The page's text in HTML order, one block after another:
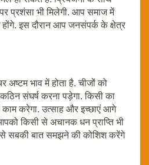
प्रशंसा भी मिलेगी. आप समाज में
होंगे. इस दौरान आप जनसंपर्क के क्षेत्र
अष्टम भाव में होता है. चीजों को
संघर्ष करना पड़ेगा. किसी का
करेगा. उत्साह और इच्छाएं आगे
किसी से अचानक धन प्राप्ति भी
सबकी बात समझने की कोशिश करेंगे